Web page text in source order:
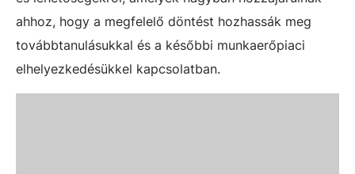
ahhoz, hogy a megfelelő döntést hozhassák meg
továbbtanulásukkal és a későbbi munkaerőpiaci
elhelyezkedésükkel kapcsolatban.